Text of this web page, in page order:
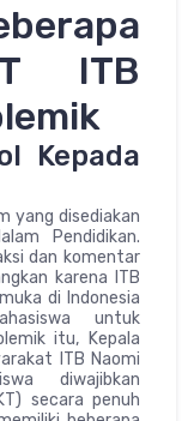
ITB
Kepada
yang disediakan
Pendidikan.
dan komentar
karena ITB
di Indonesia
untuk
itu, Kepala
ITB Naomi
diwajibkan
secara penuh